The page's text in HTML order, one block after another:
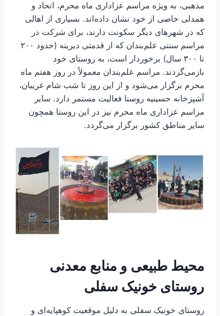
مذهبی، به ویژه مراسم عزاداری ماه محرم، اتحاد و
همدلی خاصی از خود نشان داده‌اند. بسیاری از اهالی
که در شهرهای دیگر سکونت دارند، برای شرکت در
مراسم سنتی علم‌بندان که از قدمتی دیرینه (حدود ۲۰۰
تا ۳۰۰ سال) برخوردار است، به روستای خود
بازمی‌گردند. مراسم علم‌بندان معمولاً در روز هفتم ماه
محرم برگزار می‌شود و از این روز تا شب شام غریبان،
آشپزخانه حسینیه روستا فعالیت مستمر دارد. سایر
مراسم عزاداری ماه محرم نیز در این روستا همچون
سایر مناطق کشور برگزار می‌گردد.
محیط طبیعی و منابع معدنی
روستای خونیک سفلی
روستای خونیک سفلی به دلیل موقعیت کوهپایه‌ای و